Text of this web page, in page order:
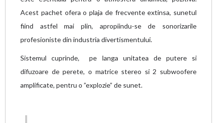
Acest pachet oferao plaja de frecvente extinsa, sunetul
fiind astfel mai plin, apropiindu-se de sonorizarile
profesioniste din industria divertismentului.
Sistemul cuprinde, pe langa unitatea de putere si
difuzoare de perete, o matrice stereo si 2 subwoofere
amplificate, pentru o ”explozie” de sunet.